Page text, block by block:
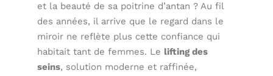
et la beauté de sa poitrine d’antan ? Au fil
des années, il arrive que le regard dans le
miroir ne reflète plus cette confiance qui
habitait tant de femmes. Le lifting des
seins, solution moderne et raffinée,